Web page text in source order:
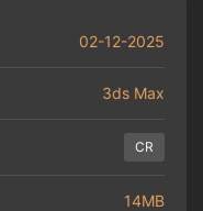
02-12-2025
3ds Max
CR
14MB